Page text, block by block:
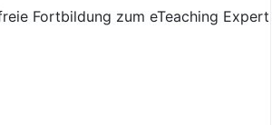
Fortbildung zum eTeaching